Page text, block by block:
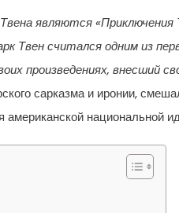
являются «Приключения
Твен считался одним из
произведениях, внесший
сарказма и иронии,
национальной